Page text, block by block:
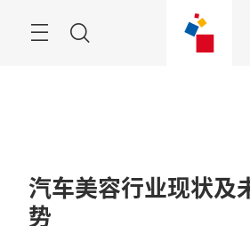
菜
汽车美容行业现状及
势